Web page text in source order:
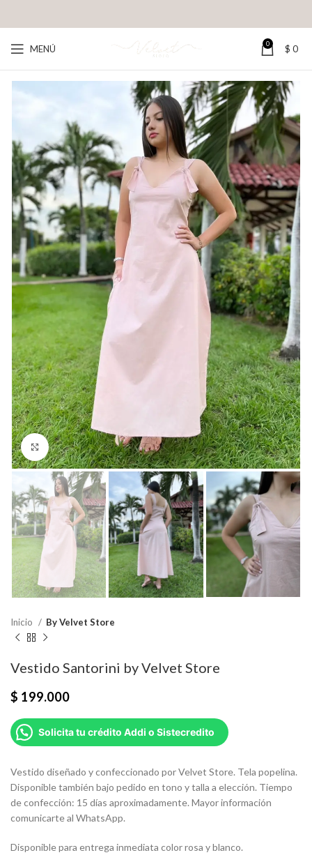
MENÚ 0 $ 0
Click para agrandar
Inicio By Velvet Store
Vestido Santorini by Velvet Store
$ 199.000
Solicita tu crédito Addi o Sistecredito
Vestido diseñado y confeccionado por Velvet Store. Tela popelina.
Disponible también bajo pedido en tono y talla a elección. Tiempo
de confección: 15 días aproximadamente. Mayor información
comunicarte al WhatsApp.
Disponible para entrega inmediata color rosa y blanco.